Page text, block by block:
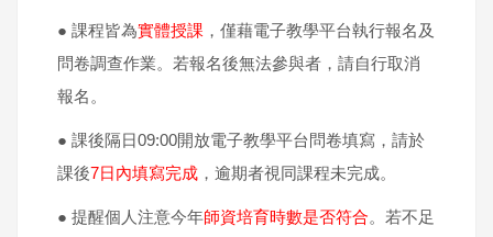
● 課程皆為實體授課 ，僅藉電子教學平台執行報名及
問卷調查作業。若報名後無法參與者，請自行取消
報名。
● 課後隔日09:00開放電子教學平台問卷填寫，請於
課後7日內填寫完成，逾期者視同課程未完成。
● 提醒個人注意今年師資培育時數是否符合。若不足